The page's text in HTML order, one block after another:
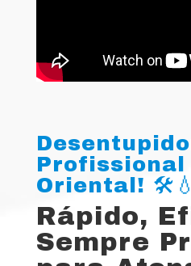
Oriental! 🛠️💧
Rápido,
Sempre